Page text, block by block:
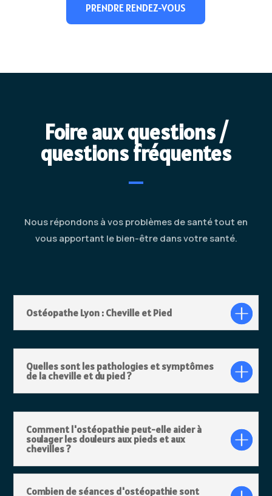
PRENDRE RENDEZ-VOUS
Foire aux questions /
questions fréquentes
Nous répondons à vos problèmes de santé tout en
vous apportant le bien-être dans votre santé.
Ostéopathe Lyon : Cheville et Pied
Quelles sont les pathologies et symptômes
de la cheville et du pied ?
Comment l'ostéopathie peut-elle aider à
soulager les douleurs aux pieds et aux
chevilles ?
Combien de séances d'ostéopathie sont